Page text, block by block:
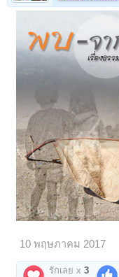
10 พฤษภาคม 2017
รักเลย x3